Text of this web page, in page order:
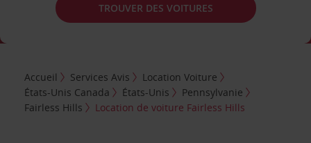
TROUVER DES VOITURES
Accueil Services Avis
Location Voiture
États-Unis Canada
États-Unis
Pennsylvanie
Fairless Hills
Location de voiture Fairless Hills